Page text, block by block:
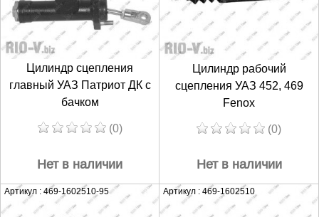
Цилиндр сцепления
главный УАЗ Патриот ДК с
бачком
(0)
Нет в наличии
Цилиндр рабочий
сцепления УАЗ 452, 469
Fenox
(0)
Нет в наличии
Артикул : 469-1602510-95 Артикул : 469-1602510